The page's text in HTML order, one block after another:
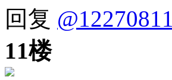
回复 @12270811
11楼